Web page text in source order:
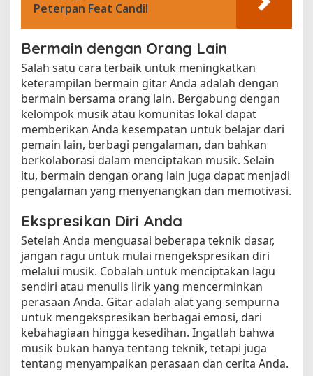
Peterpan Feat Candil
Bermain dengan Orang Lain
Salah satu cara terbaik untuk meningkatkan
keterampilan bermain gitar Anda adalah dengan
bermain bersama orang lain. Bergabung dengan
kelompok musik atau komunitas lokal dapat
memberikan Anda kesempatan untuk belajar dari
pemain lain, berbagi pengalaman, dan bahkan
berkolaborasi dalam menciptakan musik. Selain
itu, bermain dengan orang lain juga dapat menjadi
pengalaman yang menyenangkan dan memotivasi.
Ekspresikan Diri Anda
Setelah Anda menguasai beberapa teknik dasar,
jangan ragu untuk mulai mengekspresikan diri
melalui musik. Cobalah untuk menciptakan lagu
sendiri atau menulis lirik yang mencerminkan
perasaan Anda. Gitar adalah alat yang sempurna
untuk mengekspresikan berbagai emosi, dari
kebahagiaan hingga kesedihan. Ingatlah bahwa
musik bukan hanya tentang teknik, tetapi juga
tentang menyampaikan perasaan dan cerita Anda.